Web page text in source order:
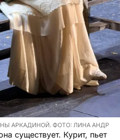
АРКАДИНОЙ. ФОТО: ЛИНА АНДР
существует. Курит, пьет